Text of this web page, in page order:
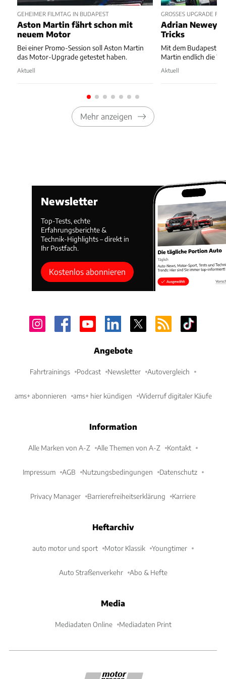
GEHEIMER FILMTAG IN BUDAPEST
Aston Martin fährt schon mit
neuem Motor
Bei einer Promo-Session soll Aston Martin
das Motor-Upgrade getestet haben.
Aktuell
GROSSES UPGRADE
Adrian Newey
Tricks
Mit dem Budapest-
Martin endlich die
Aktuell
Mehr anzeigen
Newsletter
Top-Tests, echte
Erfahrungsberichte &
Technik-Highlights – direkt in
Ihr Postfach.
Kostenlos abonnieren
Angebote
Fahrtrainings Podcast Newsletter Autovergleich
ams+ abonnieren ams+ hier kündigen Widerruf digitaler Käufe
Information
Alle Marken von A-Z Alle Themen von A-Z Kontakt
Impressum AGB Nutzungsbedingungen Datenschutz
Privacy Manager Barrierefreiheitserklärung Karriere
Heftarchiv
auto motor und sport Motor Klassik Youngtimer
Auto Straßenverkehr Abo & Hefte
Media
Mediadaten Online Mediadaten Print